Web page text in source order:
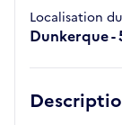
Localisation
Dunkerque -